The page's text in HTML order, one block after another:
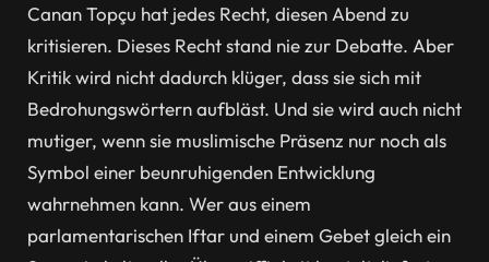
Canan Topçu hat jedes Recht, diesen Abend zu
kritisieren. Dieses Recht stand nie zur Debatte. Aber
Kritik wird nicht dadurch klüger, dass sie sich mit
Bedrohungswörtern aufbläst. Und sie wird auch nicht
mutiger, wenn sie muslimische Präsenz nur noch als
Symbol einer beunruhigenden Entwicklung
wahrnehmen kann. Wer aus einem
parlamentarischen Iftar und einem Gebet gleich ein